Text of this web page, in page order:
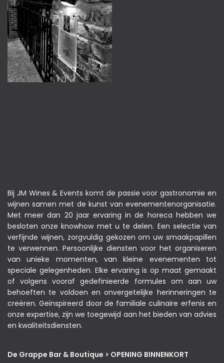
Bij JM Wines & Events komt de passie voor gastronomie en
wijnen samen met de kunst van evenementenorganisatie.
Met meer dan 20 jaar ervaring in de horeca hebben we
besloten onze knowhow met u te delen. Een selectie van
verfijnde wijnen, zorgvuldig gekozen om uw smaakpapillen
te verwennen. Persoonlijke diensten voor het organiseren
van unieke momenten, van kleine evenementen tot
speciale gelegenheden. Elke ervaring is op maat gemaakt
of volgens vooraf gedefinieerde formules om aan uw
behoeften te voldoen en onvergetelijke herinneringen te
creëren. Geïnspireerd door de familiale culinaire erfenis en
onze expertise, zijn we toegewijd aan het bieden van advies
en kwaliteitsdiensten.
De Grappe Bar & Boutique > OPENING BINNENKORT